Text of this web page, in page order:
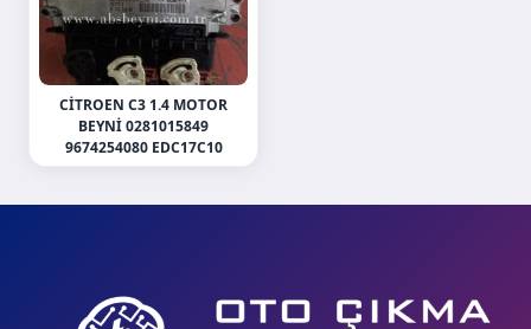
CITROEN C3 1.4 MOTOR
BEYNI 0281015849
9674254080 EDC17C10